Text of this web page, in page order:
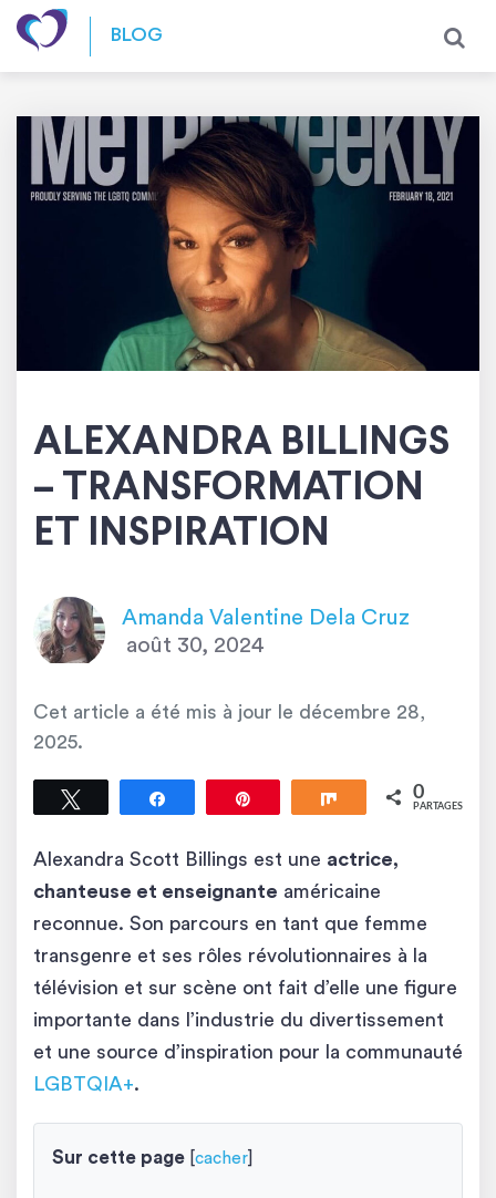
Skip to content
BLOG
ALEXANDRA BILLINGS
– TRANSFORMATION
ET INSPIRATION
Amanda Valentine Dela Cruz
août 30, 2024
Cet article a été mis à jour le décembre 28,
2025.
Partagez Partagez 0
PARTAGES
Alexandra Scott Billings est une actrice,
chanteuse et enseignante américaine
reconnue. Son parcours en tant que femme
transgenre et ses rôles révolutionnaires à la
télévision et sur scène ont fait d’elle une figure
importante dans l’industrie du divertissement
et une source d’inspiration pour la communauté
LGBTQIA+.
Sur cette page cacher